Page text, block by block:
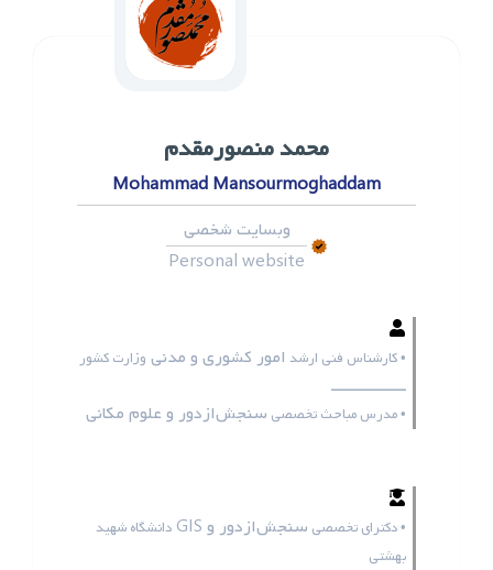
محمد ‌منصورمقدم
Mohammad Mansourmoghaddam
وبسایت شخصی
Personal website
• کارشناس فنی ارشد امور کشوری و مدنی وزارت کشور
ـــــــــــــــــ
• مدرس مباحث تخصصی سنجش‌ازدور و علوم مکانی
• دکترای تخصصی سنجش‌ازدور و GIS
دانشگاه شهید
بهشتی